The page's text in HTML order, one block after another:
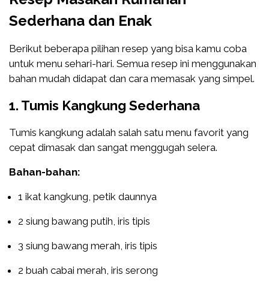
Sederhana dan Enak
Berikut beberapa pilihan resep yang bisa kamu coba
untuk menu sehari-hari. Semua resep ini menggunakan
bahan mudah didapat dan cara memasak yang simpel.
1. Tumis Kangkung Sederhana
Tumis kangkung adalah salah satu menu favorit yang
cepat dimasak dan sangat menggugah selera.
Bahan-bahan:
1 ikat kangkung, petik daunnya
2 siung bawang putih, iris tipis
3 siung bawang merah, iris tipis
2 buah cabai merah, iris serong